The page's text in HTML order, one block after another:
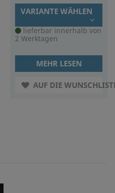
VARIANTE WÄHLEN
lieferbar innerhalb von
2 Werktagen
MEHR LESEN
AUF DIE